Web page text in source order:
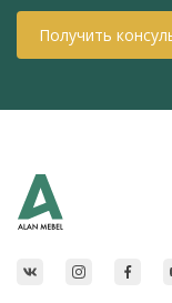
Получить